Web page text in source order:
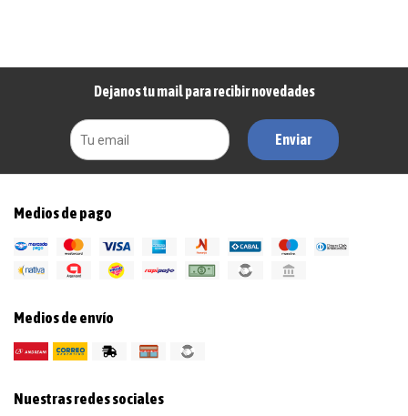
Dejanos tu mail para recibir novedades
Enviar
Medios de pago
Medios de envío
Nuestras redes sociales